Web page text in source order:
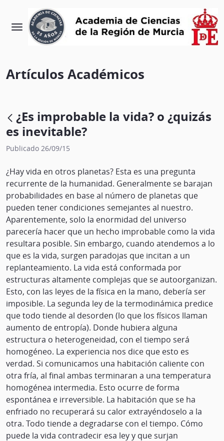
Artículos Académicos
¿Es improbable la vida? o ¿quizás
es inevitable?
Publicado 26/09/15
¿Hay vida en otros planetas? Esta es una pregunta
recurrente de la humanidad. Generalmente se barajan
probabilidades en base al número de planetas que
pueden tener condiciones semejantes al nuestro.
Aparentemente, solo la enormidad del universo
parecería hacer que un hecho improbable como la vida
resultara posible. Sin embargo, cuando atendemos a lo
que es la vida, surgen paradojas que incitan a un
replanteamiento. La vida está conformada por
estructuras altamente complejas que se autoorganizan.
Esto, con las leyes de la física en la mano, debería ser
imposible. La segunda ley de la termodinámica predice
que todo tiende al desorden (lo que los físicos llaman
aumento de entropía). Donde hubiera alguna
estructura o heterogeneidad, con el tiempo será
homogéneo. La experiencia nos dice que esto es
verdad. Si comunicamos una habitación caliente con
otra fría, al final ambas terminaran a una temperatura
homogénea intermedia. Esto ocurre de forma
espontánea e irreversible. La habitación que se ha
enfriado no recuperará su calor extrayéndoselo a la
otra. Todo tiende a degradarse con el tiempo. Cómo
puede la vida contradecir esa ley y que surjan